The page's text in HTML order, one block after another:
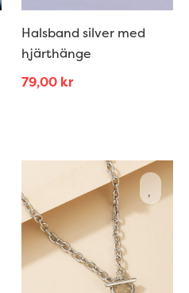
Halsband silver med
hjärthänge
79,00 kr